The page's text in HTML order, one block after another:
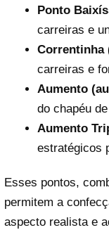
Ponto
carreiras e
Correntinha
carreiras e
Aumento
do chapéu
Aumento
estratégicos
Esses pontos,
permitem a
aspecto realista e